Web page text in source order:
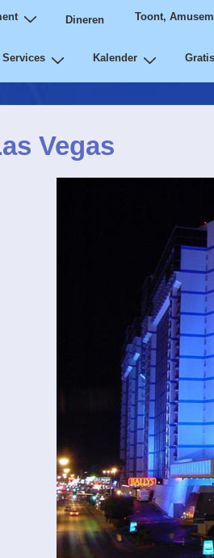
Dineren Toont,
Kalender
Vegas